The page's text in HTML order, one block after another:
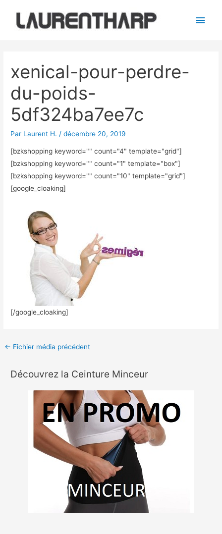
contenu
xenical-pour-perdre-
du-poids-
5df324ba7ee7c
Par Laurent H. /décembre 20, 2019
[bzkshopping keyword="" count="4" template="grid"]
[bzkshopping keyword="" count="1" template="box"]
[bzkshopping keyword="" count="10" template="grid"]
[google_cloaking]
[/google_cloaking]
articles
← Fichier média précédent
Découvrez la Ceinture Minceur